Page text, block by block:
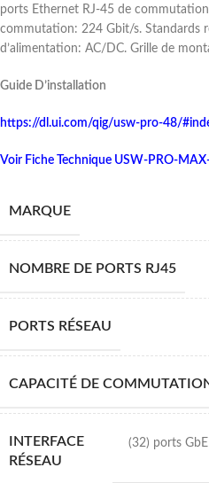
ports Ethernet RJ-45 de
commutation: 224 Gbit/s. Standards
d’alimentation: AC/DC. Grille de
Guide D’installation
https://dl.ui.com/qig/usw-pro-48/
Voir Fiche Technique USW-PRO-
MARQUE
NOMBRE DE PORTS RJ45
PORTS RÉSEAU
CAPACITÉ DE
INTERFACE
RÉSEAU
(32) ports